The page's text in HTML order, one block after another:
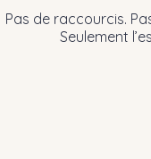
Pas de raccourcis.
Seulement